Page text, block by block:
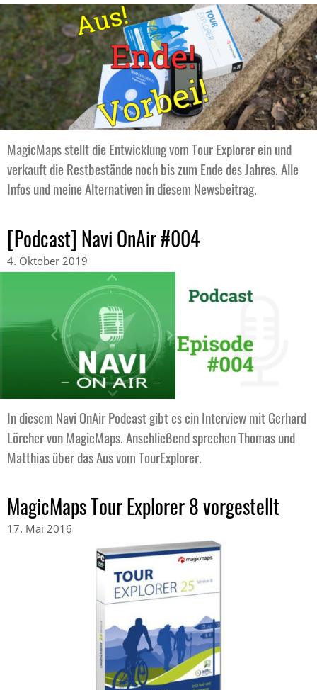
MagicMaps stellt die Entwicklung vom Tour Explorer ein und
verkauft die Restbestände noch bis zum Ende des Jahres. Alle
Infos und meine Alternativen in diesem Newsbeitrag.
[Podcast] Navi OnAir #004
4. Oktober 2019
In diesem Navi OnAir Podcast gibt es ein Interview mit Gerhard
Lörcher von MagicMaps. Anschließend sprechen Thomas und
Matthias über das Aus vom TourExplorer.
MagicMaps Tour Explorer 8 vorgestellt
17. Mai 2016